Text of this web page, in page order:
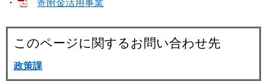
・ 寄附金活用事業
このページに関するお問い合わせ先
政策課